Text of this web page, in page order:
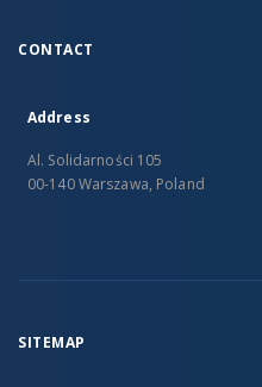
CONTACT
Address
Al. Solidarności 105
00-140 Warszawa, Poland
SITEMAP